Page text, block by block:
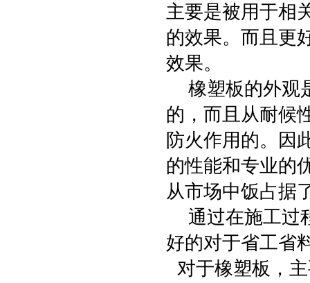
主要是被用于相
的效果。而且更
效果。
橡塑板的外观
的，而且从耐候
防火作用的。因
的性能和专业的
从市场中饭占据
通过在施工过
好的对于省工省
对于橡塑板，